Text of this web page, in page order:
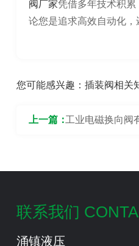
阀厂家凭借多年技术积
论您是追求高效自动化，
您可能感兴趣： 插装阀相关
上一篇：工业电磁换向阀
联系我们
涌镇液压